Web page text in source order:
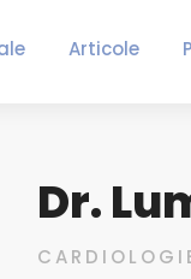
Articole
Dr.